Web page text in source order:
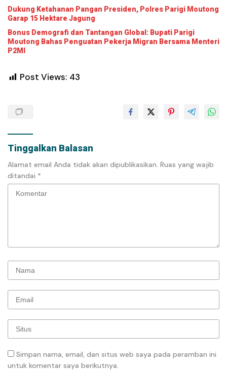
Dukung Ketahanan Pangan Presiden, Polres Parigi Moutong
Garap 15 Hektare Jagung
Bonus Demografi dan Tantangan Global: Bupati Parigi
Moutong Bahas Penguatan Pekerja Migran Bersama Menteri
P2MI
Post Views: 43
Tinggalkan Balasan
Alamat email Anda tidak akan dipublikasikan. Ruas yang wajib
ditandai *
Simpan nama, email, dan situs web saya pada peramban ini
untuk komentar saya berikutnya.